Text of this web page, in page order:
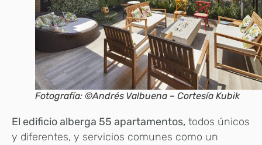
Fotografía: ©Andrés Valbuena – Cortesía Kubik
El edificio alberga 55 apartamentos, todos únicos
y diferentes, y servicios comunes como un